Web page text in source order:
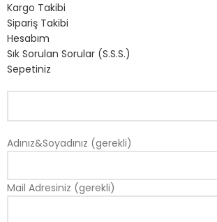
Kargo Takibi
Sipariş Takibi
Hesabım
Sık Sorulan Sorular (S.S.S.)
Sepetiniz
Adınız&Soyadınız (gerekli)
Mail Adresiniz (gerekli)